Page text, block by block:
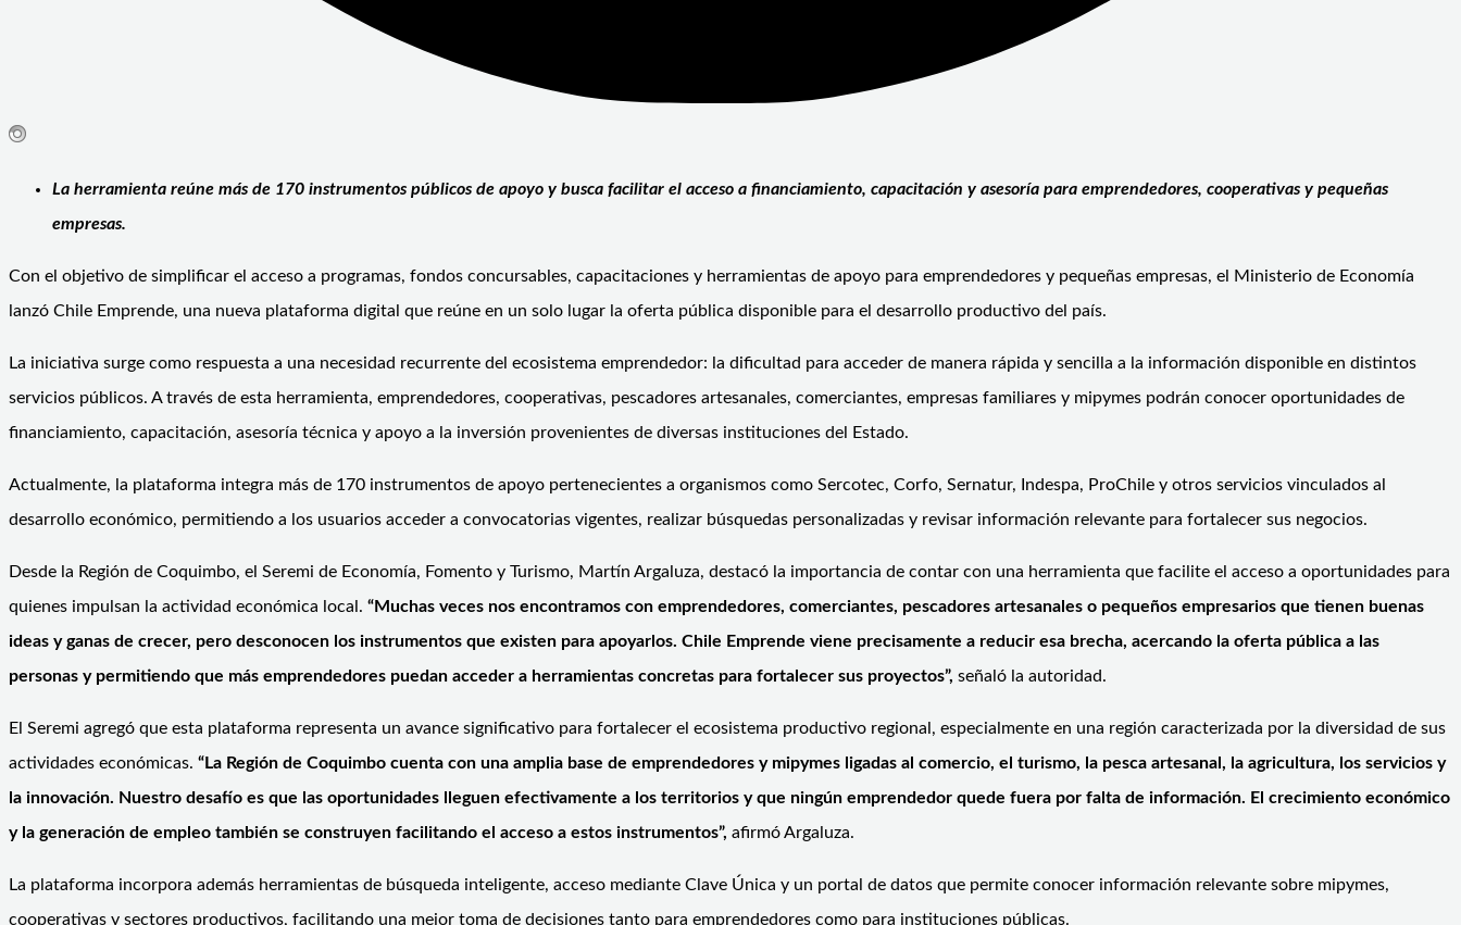
La herramienta reúne más de 170 instrumentos públicos de apoyo y busca facilitar el acceso a financiamiento, capacitación y asesoría para emprendedores, cooperativas y pequeñas
empresas.
Con el objetivo de simplificar el acceso a programas, fondos concursables, capacitaciones y herramientas de apoyo para emprendedores y pequeñas empresas, el Ministerio de Economía
lanzó Chile Emprende, una nueva plataforma digital que reúne en un solo lugar la oferta pública disponible para el desarrollo productivo del país.
La iniciativa surge como respuesta a una necesidad recurrente del ecosistema emprendedor: la dificultad para acceder de manera rápida y sencilla a la información disponible en distintos
servicios públicos. A través de esta herramienta, emprendedores, cooperativas, pescadores artesanales, comerciantes, empresas familiares y mipymes podrán conocer oportunidades de
financiamiento, capacitación, asesoría técnica y apoyo a la inversión provenientes de diversas instituciones del Estado.
Actualmente, la plataforma integra más de 170 instrumentos de apoyo pertenecientes a organismos como Sercotec, Corfo, Sernatur, Indespa, ProChile y otros servicios vinculados al
desarrollo económico, permitiendo a los usuarios acceder a convocatorias vigentes, realizar búsquedas personalizadas y revisar información relevante para fortalecer sus negocios.
Desde la Región de Coquimbo, el Seremi de Economía, Fomento y Turismo, Martín Argaluza, destacó la importancia de contar con una herramienta que facilite el acceso a oportunidades para
quienes impulsan la actividad económica local. “Muchas veces nos encontramos con emprendedores, comerciantes, pescadores artesanales o pequeños empresarios que tienen buenas
ideas y ganas de crecer, pero desconocen los instrumentos que existen para apoyarlos. Chile Emprende viene precisamente a reducir esa brecha, acercando la oferta pública a las
personas y permitiendo que más emprendedores puedan acceder a herramientas concretas para fortalecer sus proyectos”, señaló la autoridad.
El Seremi agregó que esta plataforma representa un avance significativo para fortalecer el ecosistema productivo regional, especialmente en una región caracterizada por la diversidad de sus
actividades económicas. “La Región de Coquimbo cuenta con una amplia base de emprendedores y mipymes ligadas al comercio, el turismo, la pesca artesanal, la agricultura, los servicios y
la innovación. Nuestro desafío es que las oportunidades lleguen efectivamente a los territorios y que ningún emprendedor quede fuera por falta de información. El crecimiento económico
y la generación de empleo también se construyen facilitando el acceso a estos instrumentos”, afirmó Argaluza.
La plataforma incorpora además herramientas de búsqueda inteligente, acceso mediante Clave Única y un portal de datos que permite conocer información relevante sobre mipymes,
cooperativas y sectores productivos, facilitando una mejor toma de decisiones tanto para emprendedores como para instituciones públicas.